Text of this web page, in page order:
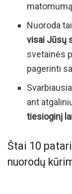
Nuoroda
visai Jūsų
svetainės
pagerinti
ant
tiesioginį
Štai 10
nuorodų